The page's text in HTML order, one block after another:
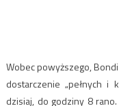
Wobec powyższego,
dostarczenie „pełnych i
dzisiaj, do godziny 8